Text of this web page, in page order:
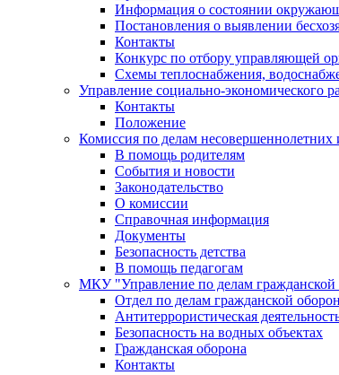
Информация о состоянии
Постановления о выявлении
Контакты
Конкурс по отбору управляющей
Схемы теплоснабжения,
Управление социально-экономического
Контакты
Положение
Комиссия по делам
В помощь родителям
События и новости
Законодательство
О комиссии
Справочная информация
Документы
Безопасность детства
В помощь педагогам
МКУ "Управление по делам
Отдел по делам гражданской
Антитеррористическая
Безопасность на водных объектах
Гражданская оборона
Контакты